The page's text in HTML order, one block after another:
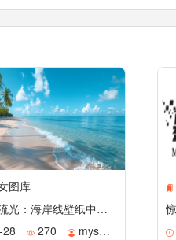
图库
海韵流光：海岸线壁纸中的治愈诗篇
270 mysmile